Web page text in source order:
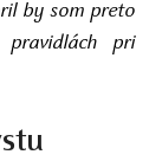
by som preto
pravidlách pri